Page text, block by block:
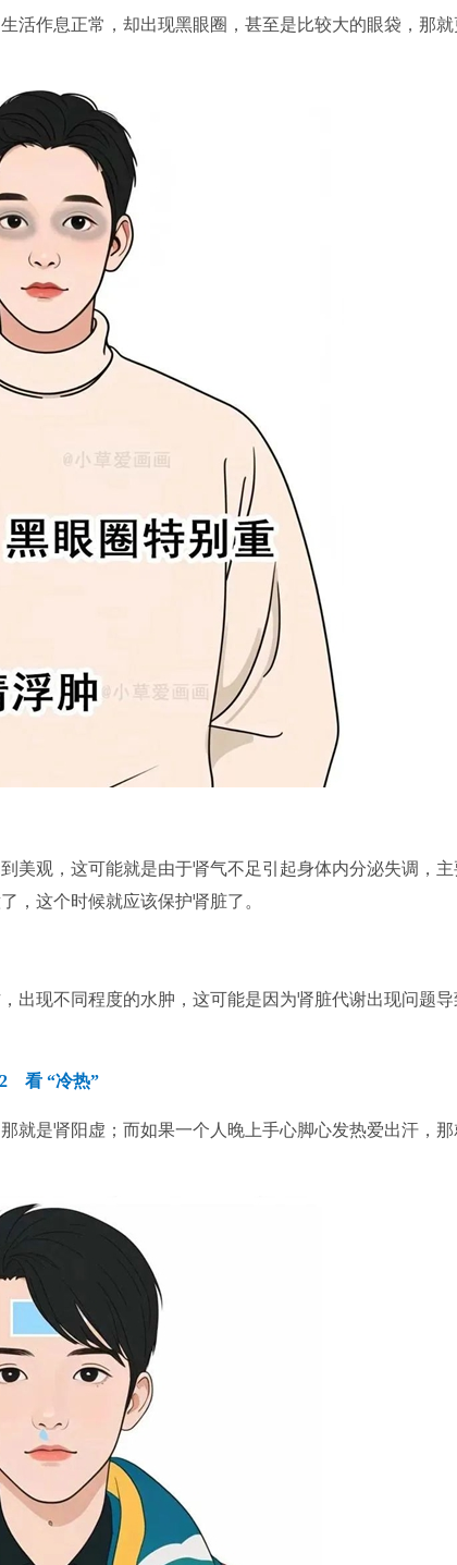
活作息正常，却出现黑眼圈，甚至是比较大的眼袋，那
观，这可能就是由于肾气不足引起身体内分泌失调，主
，这个时候就应该保护肾脏了。
出现不同程度的水肿，这可能是因为肾脏代谢出现问题导
看 “冷热”
是肾阳虚；而如果一个人晚上手心脚心发热爱出汗，那